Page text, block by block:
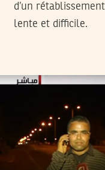
d’un
lente et difficile.